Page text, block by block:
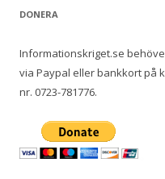
DONERA
Informationskriget.se
via Paypal eller bankkort på
nr. 0723-781776.